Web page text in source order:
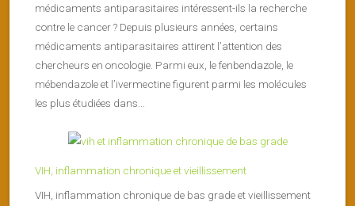
médicaments antiparasitaires intéressent-ils la recherche
contre le cancer ? Depuis plusieurs années, certains
médicaments antiparasitaires attirent l’attention des
chercheurs en oncologie. Parmi eux, le fenbendazole, le
mébendazole et l’ivermectine figurent parmi les molécules
les plus étudiées dans...
VIH, inflammation chronique et vieillissement
VIH, inflammation chronique de bas grade et vieillissement